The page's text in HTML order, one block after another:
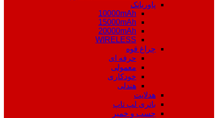
پاوربانک
10000mAh
15000mAh
20000mAh
WIRELESS
چراغ قوه
حرفه ای
معمولی
خودکاری
هندلی
هدلایت
باتری لپ تاپ
چسب و خمیر